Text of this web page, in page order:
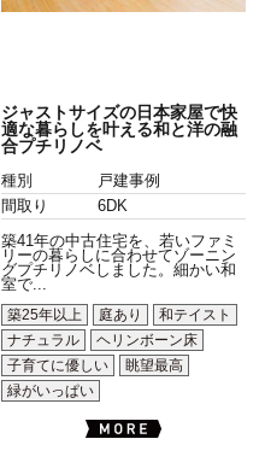
ジャストサイズの日本家屋で快
適な暮らしを叶える和と洋の融
合プチリノベ
種別
戸建事例
間取り
6DK
築41年の中古住宅を、若いファミ
リーの暮らしに合わせてゾーニン
グプチリノベしました。細かい和
室で...
築25年以上
庭あり
和テイスト
ナチュラル
ヘリンボーン床
子育てに優しい
眺望最高
緑がいっぱい